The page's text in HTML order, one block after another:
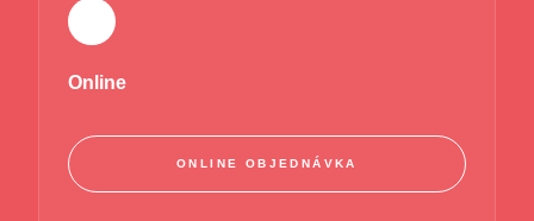
Online
ONLINE OBJEDNÁVKA